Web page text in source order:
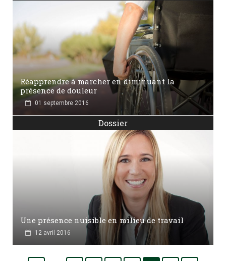
Réapprendre à marcher en diminuant la
présence de douleur
01 septembre 2016
Dossier
Une présence nuisible en milieu de travail
12 avril 2016